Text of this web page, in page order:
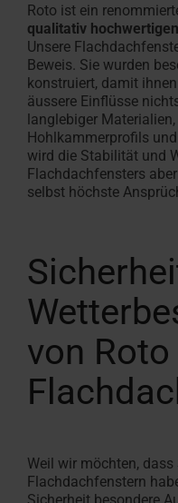
Roto ist ein
qualitativ
Unsere
Beweis. Sie wurden
konstruiert, damit
äussere Einflüsse
langlebiger Materialien,
Hohlkammerprofils
wird die Stabilität und
Flachdachfensters
selbst höchste
von Roto
Weil wir möchten, dass
Flachdachfenstern